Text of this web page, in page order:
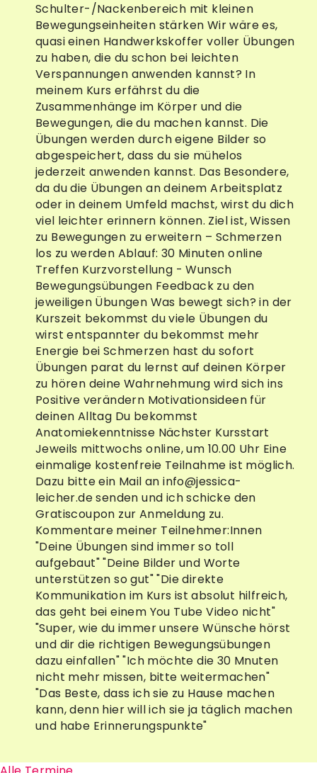
Schulter-/Nackenbereich mit kleinen
Bewegungseinheiten stärken Wir wäre es,
quasi einen Handwerkskoffer voller Übungen
zu haben, die du schon bei leichten
Verspannungen anwenden kannst? In
meinem Kurs erfährst du die
Zusammenhänge im Körper und die
Bewegungen, die du machen kannst. Die
Übungen werden durch eigene Bilder so
abgespeichert, dass du sie mühelos
jederzeit anwenden kannst. Das Besondere,
da du die Übungen an deinem Arbeitsplatz
oder in deinem Umfeld machst, wirst du dich
viel leichter erinnern können. Ziel ist, Wissen
zu Bewegungen zu erweitern – Schmerzen
los zu werden Ablauf: 30 Minuten online
Treffen Kurzvorstellung - Wunsch
Bewegungsübungen Feedback zu den
jeweiligen Übungen Was bewegt sich? in der
Kurszeit bekommst du viele Übungen du
wirst entspannter du bekommst mehr
Energie bei Schmerzen hast du sofort
Übungen parat du lernst auf deinen Körper
zu hören deine Wahrnehmung wird sich ins
Positive verändern Motivationsideen für
deinen Alltag Du bekommst
Anatomiekenntnisse Nächster Kursstart
Jeweils mittwochs online, um 10.00 Uhr Eine
einmalige kostenfreie Teilnahme ist möglich.
Dazu bitte ein Mail an info@jessica-
leicher.de senden und ich schicke den
Gratiscoupon zur Anmeldung zu.
Kommentare meiner Teilnehmer:Innen
"Deine Übungen sind immer so toll
aufgebaut" "Deine Bilder und Worte
unterstützen so gut" "Die direkte
Kommunikation im Kurs ist absolut hilfreich,
das geht bei einem You Tube Video nicht"
"Super, wie du immer unsere Wünsche hörst
und dir die richtigen Bewegungsübungen
dazu einfallen" "Ich möchte die 30 Mnuten
nicht mehr missen, bitte weitermachen"
"Das Beste, dass ich sie zu Hause machen
kann, denn hier will ich sie ja täglich machen
und habe Erinnerungspunkte"